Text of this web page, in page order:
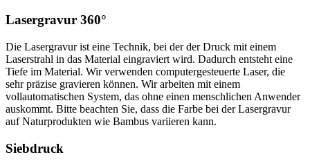
Lasergravur 360°
Die Lasergravur ist eine Technik, bei der der Druck mit einem
Laserstrahl in das Material eingraviert wird. Dadurch entsteht eine
Tiefe im Material. Wir verwenden computergesteuerte Laser, die
sehr präzise gravieren können. Wir arbeiten mit einem
vollautomatischen System, das ohne einen menschlichen Anwender
auskommt. Bitte beachten Sie, dass die Farbe bei der Lasergravur
auf Naturprodukten wie Bambus variieren kann.
Siebdruck